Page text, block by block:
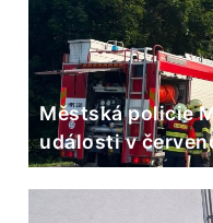
Městská policie
události v